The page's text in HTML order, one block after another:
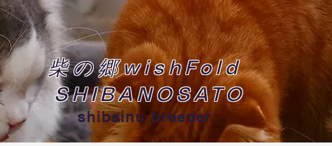
柴の郷wishFold
SHIBANOSATO
shibainu breeder